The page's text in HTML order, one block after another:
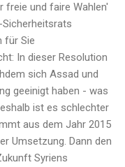
freie und faire Wahlen'
Sicherheitsrats
für Sie
In dieser Resolution
sich Assad und
geeinigt haben - was
ist es schlechter
aus dem Jahr 2015
Umsetzung. Dann den
Syriens